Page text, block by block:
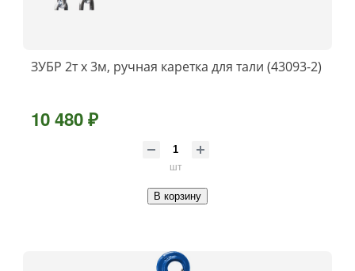
ЗУБР 2т х 3м, ручная каретка для тали (43093-2)
10 480 ₽
шт
В корзину